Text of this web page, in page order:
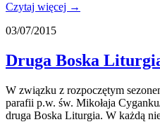
Czytaj więcej →
03/07/2015
Druga Boska
W związku z rozpoczętym
parafii p.w. św. Mikołaja
druga Boska Liturgia. W każdą